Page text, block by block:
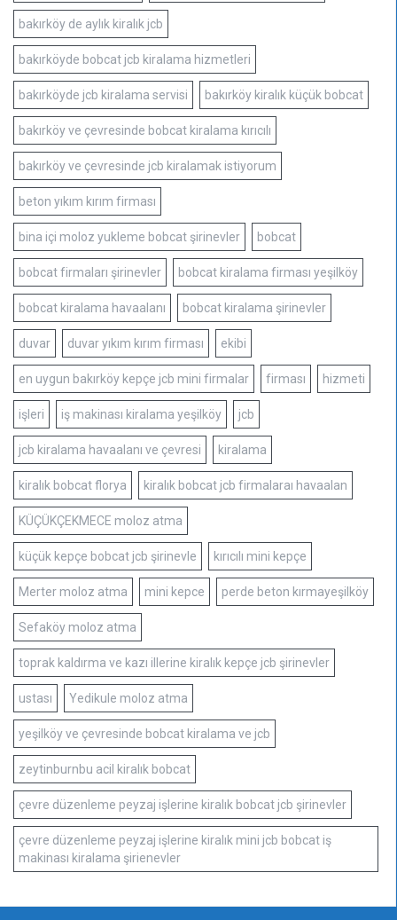
bakırköy de aylık kiralık jcb
bakırköyde bobcat jcb kiralama hizmetleri
bakırköyde jcb kiralama servisi bakırköy kiralık küçük bobcat
bakırköy ve çevresinde bobcat kiralama kırıcılı
bakırköy ve çevresinde jcb kiralamak istiyorum
beton yıkım kırım firması
bina içi moloz yukleme bobcat şirinevler bobcat
bobcat firmaları şirinevler bobcat kiralama firması yeşilköy
bobcat kiralama havaalanı bobcat kiralama şirinevler
duvar duvar yıkım kırım firması ekibi
en uygun bakırköy kepçe jcb mini firmalar firması hizmeti
işleri iş makinası kiralama yeşilköy jcb
jcb kiralama havaalanı ve çevresi kiralama
kiralık bobcat florya kiralık bobcat jcb firmalaraı havaalan
KÜÇÜKÇEKMECE moloz atma
küçük kepçe bobcat jcb şirinevle kırıcılı mini kepçe
Merter moloz atma mini kepce perde beton kırmayeşilköy
Sefaköy moloz atma
toprak kaldırma ve kazı illerine kiralık kepçe jcb şirinevler
ustası Yedikule moloz atma
yeşilköy ve çevresinde bobcat kiralama ve jcb
zeytinburnbu acil kiralık bobcat
çevre düzenleme peyzaj işlerine kiralık bobcat jcb şirinevler
çevre düzenleme peyzaj işlerine kiralık mini jcb bobcat iş
makinası kiralama şirienevler